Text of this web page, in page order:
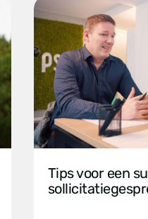
Tips voor een